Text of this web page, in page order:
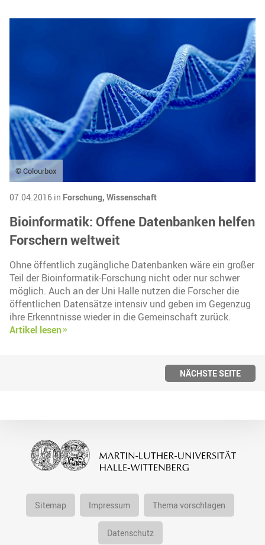
© Colourbox
07.04.2016 in Forschung, Wissenschaft
Bioinformatik: Offene Datenbanken helfen
Forschern weltweit
Ohne öffentlich zugängliche Datenbanken wäre ein großer
Teil der Bioinformatik-Forschung nicht oder nur schwer
möglich. Auch an der Uni Halle nutzen die Forscher die
öffentlichen Datensätze intensiv und geben im Gegenzug
ihre Erkenntnisse wieder in die Gemeinschaft zurück.
Artikel lesen
NÄCHSTE SEITE
Sitemap Impressum Thema vorschlagen
Datenschutz